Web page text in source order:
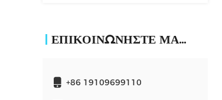
ΕΠΙΚΟΙΝΩΝΉΣΤΕ ΜΑΖΊ ΜΑΣ
+86 19109699110